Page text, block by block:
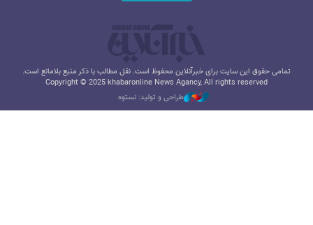
تمامی حقوق این سایت برای خبرآنلاین محفوظ است. نقل مطالب با ذکر منبع بلامانع است.
Copyright © 2025 khabaronline News Agancy, All rights reserved
طراحی و تولید: نستوه